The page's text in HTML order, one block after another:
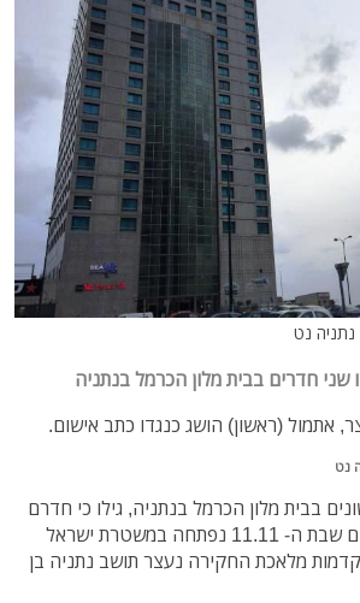
נתניה נט
חדרים בבית מלון הכרמל בנתניה
נט
בבית מלון הכרמל בנתניה, גילו כי חדרם
נפרץ ורכושם נגנב. ביום שבת ה- 11.11 נפתחה במשטרת ישראל
מלאכת החקירה נעצר תושב נתניה בן